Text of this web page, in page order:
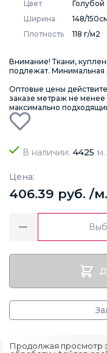
Цвет
Голубой
Ширина
148/
Плотность
118 г/м2
Внимание! Ткани,
подлежат. Минимальная
Оптовые цены
заказе метраж не
максимально
В наличии: 4425 м.
Цена:
406.39 руб. /
Продолжая просмотр